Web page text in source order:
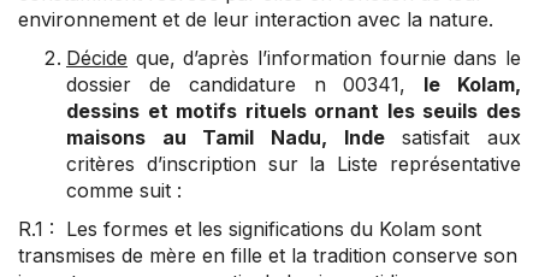
environnement et de leur interaction avec la nature.
Décide que, d’après l’information fournie dans le
dossier de candidature n 00341, le Kolam,
dessins et motifs rituels ornant les seuils des
maisons au Tamil Nadu, Indesatisfait aux
critères d’inscription sur la Liste représentative
comme suit :
R.1 : Les formes et les significations du Kolam sont
transmises de mère en fille et la tradition conserve son